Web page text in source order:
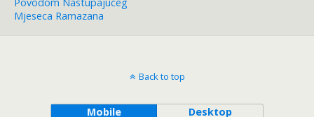
Mjeseca Ramazana
Back to top
Mobile Desktop